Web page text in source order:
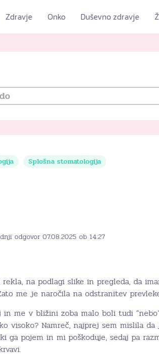
Zdravje Onko Duševno zdravje
Splošna stomatologija
odgovor 07.08.2025 ob 14:27
na podlagi slike in pregleda, da
me je naročila na odstranitev
me v bližini zoba malo boli tudi
visoko? Namreč, najprej sem mislila
ga pojem in mi poškoduje, sedaj pa